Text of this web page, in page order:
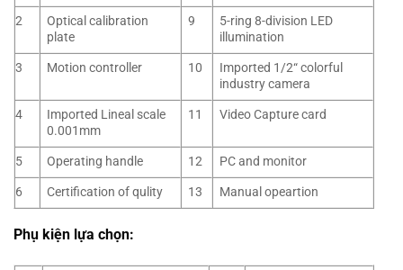
2
Optical calibration
plate
9
5-ring 8-division LED
illumination
3
Motion controller 10
Imported 1/2“ colorful
industry camera
4
Imported Lineal scale
0.001mm
11 Video Capture card
5 Operating handle 12
PC and monitor
6
Certification of qulity 13 Manual opeartion
Phụ kiện lựa chọn: